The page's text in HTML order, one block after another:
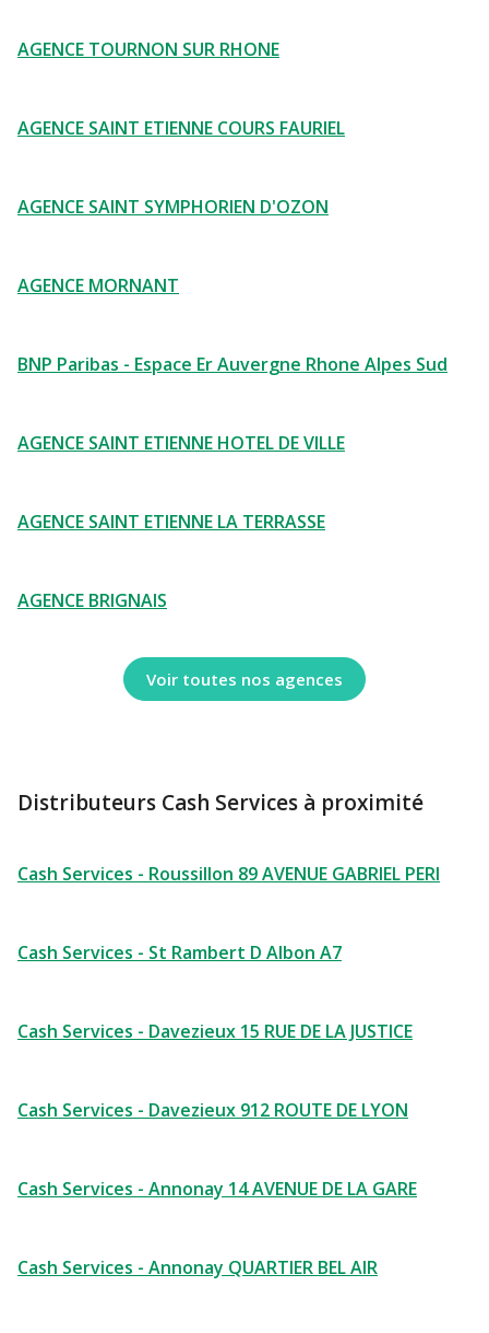
AGENCE TOURNON SUR RHONE
AGENCE SAINT ETIENNE COURS FAURIEL
AGENCE SAINT SYMPHORIEN D'OZON
AGENCE MORNANT
BNP Paribas - Espace Er Auvergne Rhone Alpes Sud
AGENCE SAINT ETIENNE HOTEL DE VILLE
AGENCE SAINT ETIENNE LA TERRASSE
AGENCE BRIGNAIS
Voir toutes nos agences
Distributeurs Cash Services à proximité
Cash Services - Roussillon 89 AVENUE GABRIEL PERI
Cash Services - St Rambert D Albon A7
Cash Services - Davezieux 15 RUE DE LA JUSTICE
Cash Services - Davezieux 912 ROUTE DE LYON
Cash Services - Annonay 14 AVENUE DE LA GARE
Cash Services - Annonay QUARTIER BEL AIR